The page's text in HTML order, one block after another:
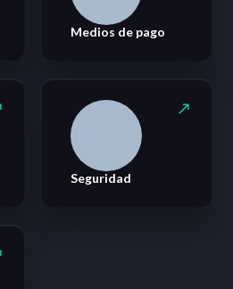
Medios de pago
Seguridad